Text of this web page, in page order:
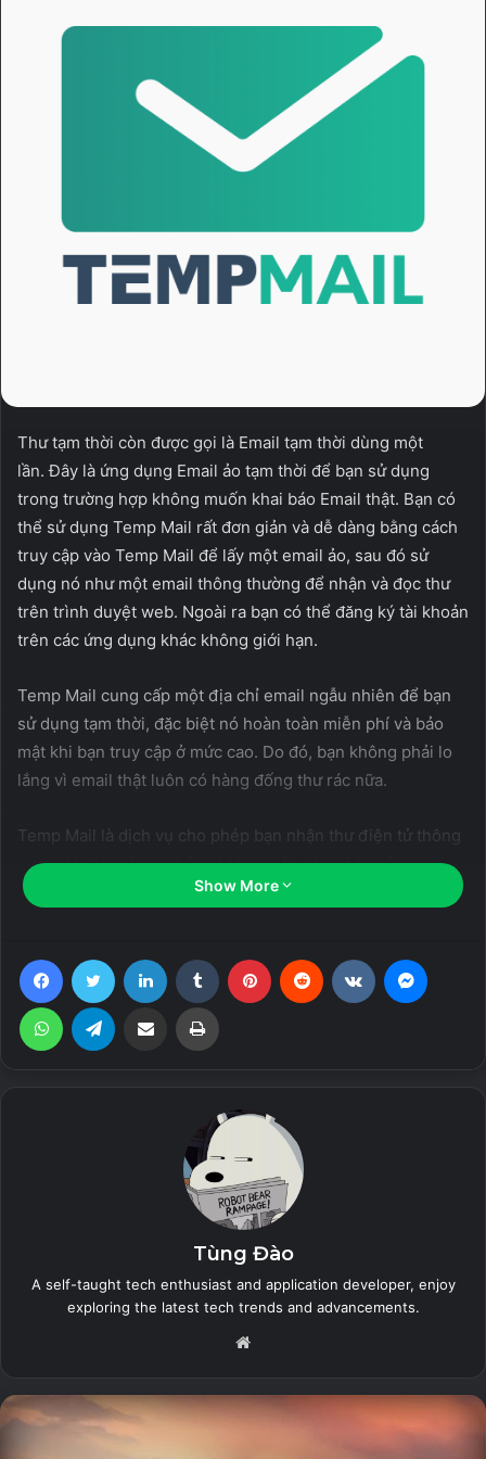
Thư tạm thời còn được gọi là Email tạm thời dùng một
lần. Đây là ứng dụng Email ảo tạm thời để bạn sử dụng
trong trường hợp không muốn khai báo Email thật. Bạn có
thể sử dụng Temp Mail rất đơn giản và dễ dàng bằng cách
truy cập vào Temp Mail để lấy một email ảo, sau đó sử
dụng nó như một email thông thường để nhận và đọc thư
trên trình duyệt web. Ngoài ra bạn có thể đăng ký tài khoản
trên các ứng dụng khác không giới hạn.
Temp Mail cung cấp một địa chỉ email ngẫu nhiên để bạn
sử dụng tạm thời, đặc biệt nó hoàn toàn miễn phí và bảo
mật khi bạn truy cập ở mức cao. Do đó, bạn không phải lo
lắng vì email thật luôn có hàng đống thư rác nữa.
Temp Mail là dịch vụ cho phép bạn nhận thư điện tử thông
qua một địa chỉ email ảo và tài khoản này sẽ tự hủy sau
một thời gian sử dụng nhất định. Nhưng sau đó, bạn cũng
temp mail, 10minutemail, throwaway email, fake-mail hay
Trash-mail…
tiện lợi. Khi truy cập ứng dụng Temp Mail, mỗi địa chỉ IP sẽ
tự động thiết lập ngẫu nhiên một email với tên bất kỳ.
The Sims™ Mobile (Unlimited Money)
Menu, High Damage/Defense)
26 July, 2023
Show More
FacebookTwitter LinkedIn Tumblr Pinterest Reddit VKontakte
WhatsAppTelegram Share via Email Print
Tùng Đào
A self-taught tech enthusiast and application developer, enjoy
exploring the latest tech trends and advancements.